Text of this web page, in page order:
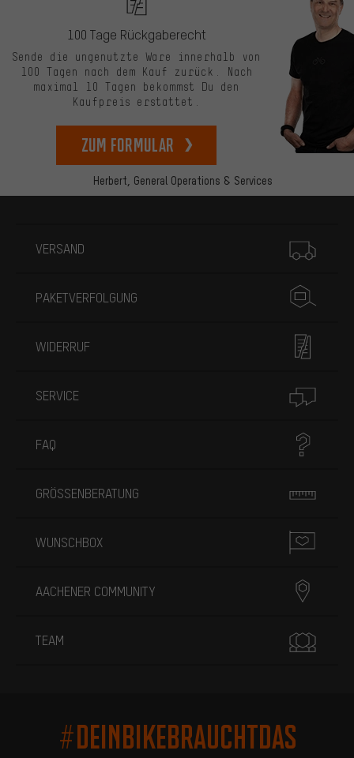
Herbert, General Operations & Services
100 Tage Rückgaberecht
Sende die ungenutzte Ware innerhalb von
100 Tagen nach dem Kauf zurück. Nach
maximal 10 Tagen bekommst Du den
Kaufpreis erstattet.
zum Formular
VERSAND
PAKETVERFOLGUNG
WIDERRUF
SERVICE
FAQ
GRÖSSENBERATUNG
WUNSCHBOX
AACHENER COMMUNITY
TEAM
#DEINBIKEBRAUCHTDAS